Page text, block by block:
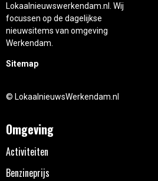
Lokaalnieuwswerkendam.nl. Wij
focussen op de dagelijkse
nieuwsitems van omgeving
Werkendam.
Sitemap
© LokaalnieuwsWerkendam.nl
Omgeving
Activiteiten
Benzineprijs